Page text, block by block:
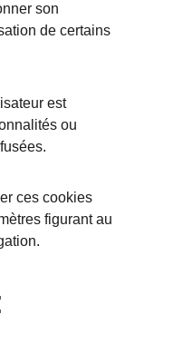
son
de certains
est
ou
ces cookies
figurant au